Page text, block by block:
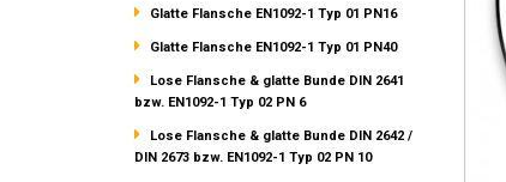
Glatte Flansche EN1092-1 Typ 01 PN16
Glatte Flansche EN1092-1 Typ 01 PN40
Lose Flansche & glatte Bunde DIN 2641
bzw. EN1092-1 Typ 02 PN 6
Lose Flansche & glatte Bunde DIN 2642 /
DIN 2673 bzw. EN1092-1 Typ 02 PN 10